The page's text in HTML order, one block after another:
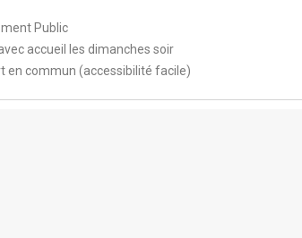
Public
accueil les dimanches soir
en commun (accessibilité facile)